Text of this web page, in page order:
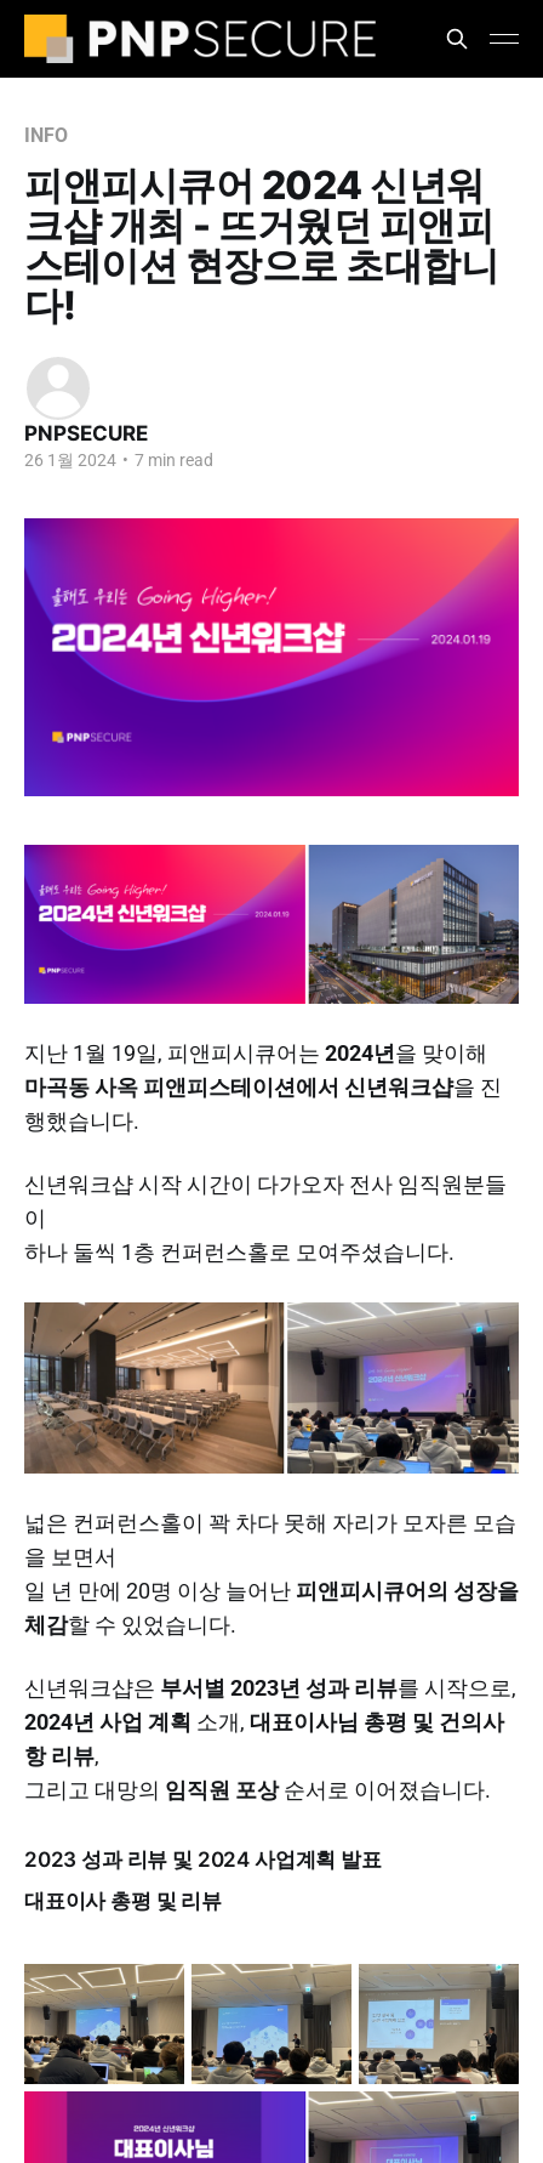
INFO
피앤피시큐어 2024 신년워
크샵 개최 - 뜨거웠던 피앤피
스테이션 현장으로 초대합니
다!
PNPSECURE
26 1월 2024 • 7 min read
지난 1월 19일, 피앤피시큐어는 2024년을 맞이해
마곡동 사옥 피앤피스테이션에서 신년워크샵을 진
행했습니다.​
신년워크샵 시작 시간이 다가오자 전사 임직원분들
이
하나 둘씩 1층 컨퍼런스홀로 모여주셨습니다.
넓은 컨퍼런스홀이 꽉 차다 못해 자리가 모자른 모습
을 보면서
일 년 만에 20명 이상 늘어난 피앤피시큐어의 성장을
체감할 수 있었습니다.​
신년워크샵은 부서별 2023년 성과 리뷰를 시작으로,
2024년 사업 계획 소개, 대표이사님 총평 및 건의사
항 리뷰,
그리고 대망의 임직원 포상순서로 이어졌습니다.
2023 성과 리뷰 및 2024 사업계획 발표
대표이사 총평 및 리뷰